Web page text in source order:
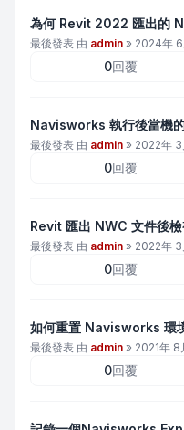
為何 Revit 2022 匯出的
最後發表 由 admin » 2024年
0回覆
Navisworks 執行後當機
最後發表 由 admin » 2022年 3
0回覆
Revit 匯出 NWC 文件後
最後發表 由 admin » 2022年 3
0回覆
如何重置 Navisworks 環
最後發表 由 admin » 2021年 8
0回覆